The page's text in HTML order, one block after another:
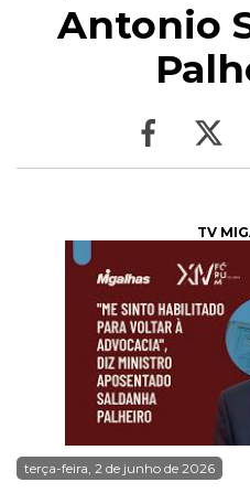
Antonio
TV
terça-feira, 2 de junho de 2026